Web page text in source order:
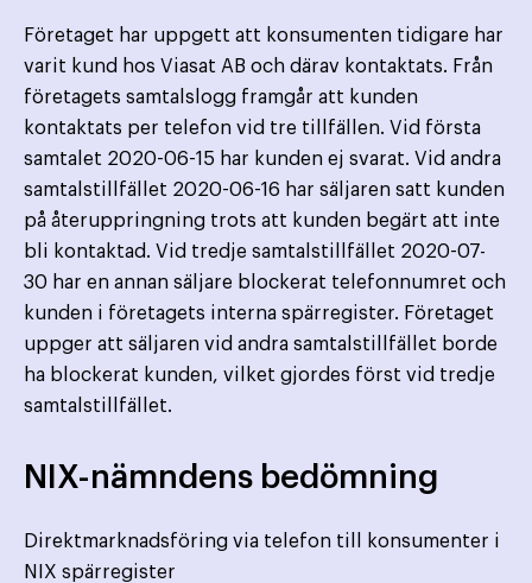
Företaget har uppgett att konsumenten tidigare har
varit kund hos Viasat AB och därav kontaktats. Från
företagets samtalslogg framgår att kunden
kontaktats per telefon vid tre tillfällen. Vid första
samtalet 2020-06-15 har kunden ej svarat. Vid andra
samtalstillfället 2020-06-16 har säljaren satt kunden
på återuppringning trots att kunden begärt att inte
bli kontaktad. Vid tredje samtalstillfället 2020-07-
30 har en annan säljare blockerat telefonnumret och
kunden i företagets interna spärregister. Företaget
uppger att säljaren vid andra samtalstillfället borde
ha blockerat kunden, vilket gjordes först vid tredje
samtalstillfället.
NIX-nämndens bedömning
Direktmarknadsföring via telefon till konsumenter i
NIX spärregister